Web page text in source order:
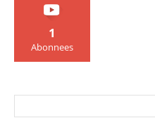
1
Abonnees